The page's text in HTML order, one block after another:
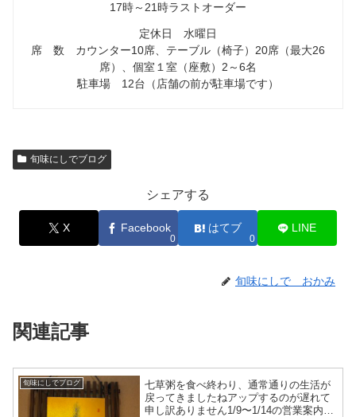
17時～21時ラストオーダー
定休日 水曜日
席 数 カウンター10席、テーブル（椅子）20席（最大26
席）、個室１室（座敷）2～6名
駐車場 12台（店舗の前が駐車場です）
旬味にしでブログ
シェアする
X Facebook
0
はてブ
0
LINE
旬味にしで おかみ
関連記事
旬味にしでブログ
七草粥を食べ終わり、通常通りの生活が
戻ってきましたねアップするのが遅れて
申し訳ありません1/9〜1/14の営業案内で